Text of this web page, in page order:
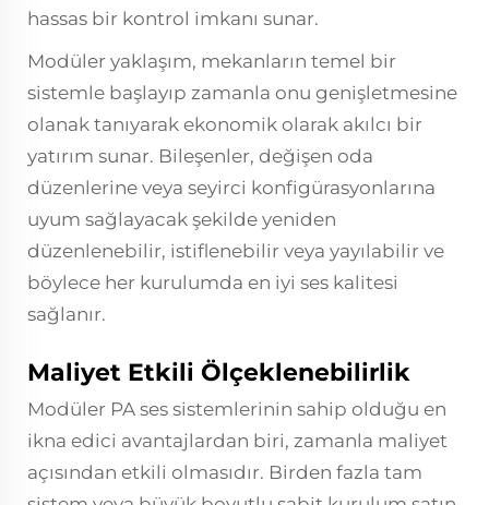
hassas bir kontrol imkanı sunar.
Modüler yaklaşım, mekanların temel bir
sistemle başlayıp zamanla onu genişletmesine
olanak tanıyarak ekonomik olarak akılcı bir
yatırım sunar. Bileşenler, değişen oda
düzenlerine veya seyirci konfigürasyonlarına
uyum sağlayacak şekilde yeniden
düzenlenebilir, istiflenebilir veya yayılabilir ve
böylece her kurulumda en iyi ses kalitesi
sağlanır.
Maliyet Etkili Ölçeklenebilirlik
Modüler PA ses sistemlerinin sahip olduğu en
ikna edici avantajlardan biri, zamanla maliyet
açısından etkili olmasıdır. Birden fazla tam